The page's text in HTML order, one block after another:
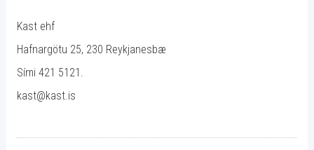
Kast ehf
Hafnargötu 25, 230 Reykjanesbæ
Sími 421 5121.
kast@kast.is